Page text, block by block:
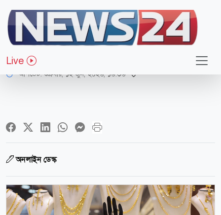
Live
অর্থ-বাণিজ্য
বিশ্ববাজারে স্বর্ণের দামে পতন
আপডেট: শুক্রবার, ১২ জুন, ২০২৬, ১৬:৩৬
অনলাইন ডেস্ক